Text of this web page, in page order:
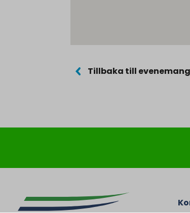
Tillbaka till